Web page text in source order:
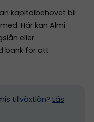
kapitalbehovet bli
Här kan Almi
eller
bank för att
tillväxtlån? Läs